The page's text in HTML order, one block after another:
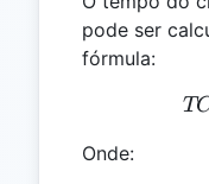
pode ser
fórmula:
Onde: